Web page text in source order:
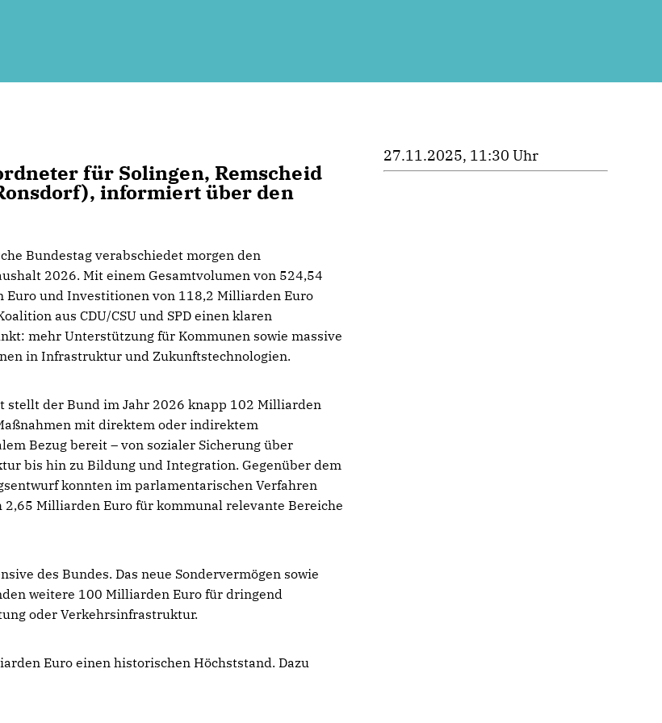
für Solingen, Remscheid
informiert über den
Bundestag verabschiedet morgen den
2026. Mit einem Gesamtvolumen von 524,54
Euro und Investitionen von 118,2 Milliarden Euro
aus CDU/CSU und SPD einen klaren
mehr Unterstützung für Kommunen sowie massive
in Infrastruktur und Zukunftstechnologien.
stellt der Bund im Jahr 2026 knapp 102 Milliarden
mit direktem oder indirektem
Bezug bereit – von sozialer Sicherung über
bis hin zu Bildung und Integration. Gegenüber dem
konnten im parlamentarischen Verfahren
2,65 Milliarden Euro für kommunal relevante Bereiche
des Bundes. Das neue Sondervermögen sowie
weitere 100 Milliarden Euro für dringend
oder Verkehrsinfrastruktur.
Euro einen historischen Höchststand. Dazu
27.11.2025, 11:30 Uhr